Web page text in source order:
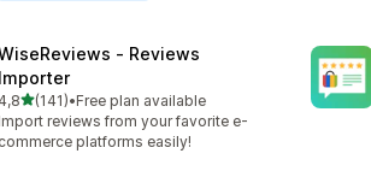
‑ Reviews
Importer
na 5 gwiazdek
(141)liczba recenzji: 141
•Free plan available
reviews from your favorite e-
platforms easily!